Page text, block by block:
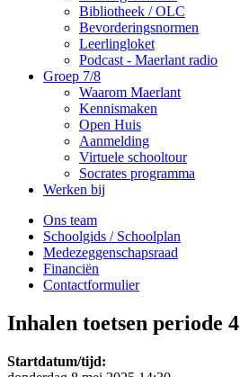
Bibliotheek / OLC
Bevorderingsnormen
Leerlingloket
Podcast - Maerlant radio
Groep 7/8
Waarom Maerlant
Kennismaken
Open Huis
Aanmelding
Virtuele schooltour
Socrates programma
Werken bij
Ons team
Schoolgids / Schoolplan
Medezeggenschapsraad
Financiën
Contactformulier
Inhalen toetsen periode 4
Startdatum/tijd: